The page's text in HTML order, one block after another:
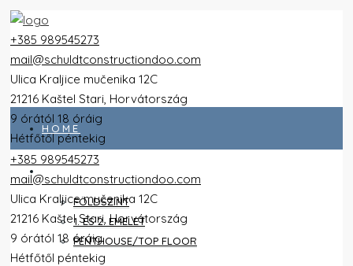
+385 989545273
mail@schuldtconstructiondoo.com
Ulica Kraljice mučenika 12C
21216 Kaštel Stari, Horvátország
9 órától 18 óráig
Hétfőtől péntekig
HOME
FÖLDSZINT
1. ÉS 2. EMELET
PENTHOUSE/TOP FLOOR
+385 989545273
mail@schuldtconstructiondoo.com
Ulica Kraljice mučenika 12C
21216 Kaštel Stari, Horvátország
9 órától 18 óráig
Hétfőtől péntekig